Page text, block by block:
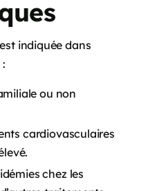
indiquée dans
ou non
cardiovasculaires
chez les